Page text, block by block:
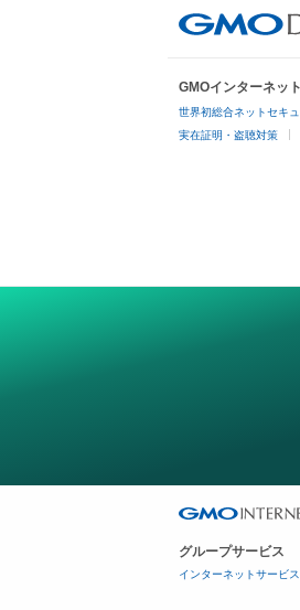
GMOインターネッ
世界初総合ネットセキ
実在証明・盗聴対策
グループサービス
インターネットサービス